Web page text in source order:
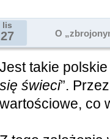
lis
27 O
Jest takie polskie
się świeci”.
wartościowe, co